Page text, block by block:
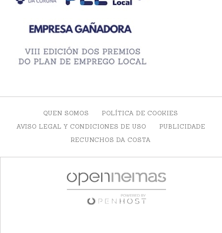
QUEN SOMOS
POLÍTICA DE COOKIES
AVISO LEGAL Y CONDICIONES DE USO
PUBLICIDADE
RECUNCHOS DA COSTA